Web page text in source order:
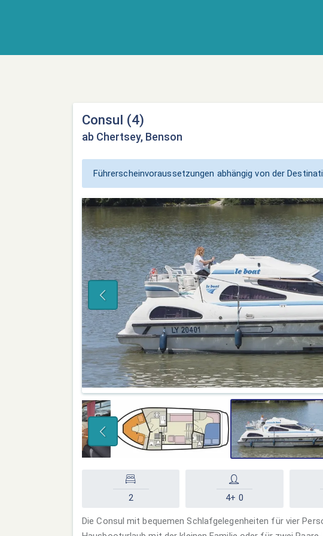
Consul (4)
ab Chertsey, Benson
Führerscheinvoraussetzungen abhängig von der
2 4+ 0
Die Consul mit bequemen Schlafgelegenheiten für vier